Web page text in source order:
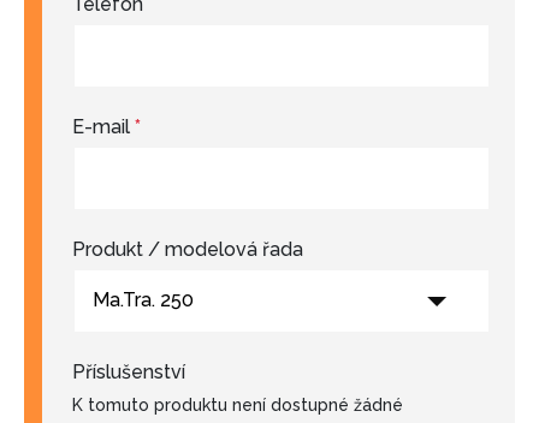
E-mail *
Produkt / modelová řada
Ma.Tra. 250
Příslušenství
K tomuto produktu není dostupné žádné